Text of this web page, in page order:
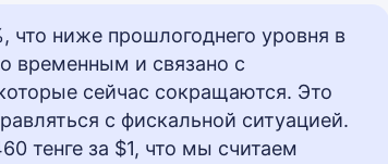
что ниже прошлогоднего уровня в
временным и связано с
сейчас сокращаются. Это
с фискальной ситуацией.
тенге за $1, что мы считаем